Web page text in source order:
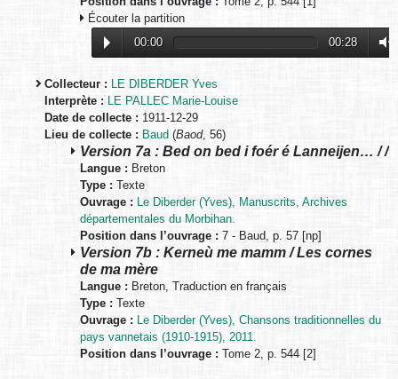
Écouter la partition
00:00
00:28
Collecteur :
LE DIBERDER Yves
Interprète :
LE PALLEC Marie-Louise
Date de collecte : 1911-12-29
Lieu de collecte : Baud (Baod, 56)
Version 7a : Bed on bed i foér é Lanneijen… / /
Langue : Breton
Type : Texte
Ouvrage :
Le Diberder (Yves), Manuscrits, Archives
départementales du Morbihan.
Position dans l’ouvrage : 7 - Baud, p. 57 [np]
Version 7b : Kerneù me mamm / Les cornes
de ma mère
Langue : Breton, Traduction en français
Type : Texte
Ouvrage :
Le Diberder (Yves), Chansons traditionnelles du
pays vannetais (1910-1915), 2011.
Position dans l’ouvrage : Tome 2, p. 544 [2]